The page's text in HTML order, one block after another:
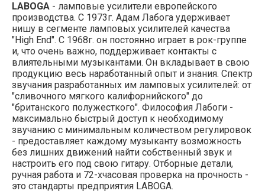
LABOGA - ламповые усилители европейского
производства. С 1973г. Адам Лабога удерживает
нишу в сегменте ламповых усилителей качества
"High End". С 1968г. он постоянно играет в рок-группе
и, что очень важно, поддерживает контакты с
влиятельными музыкантами. Он вкладывает в свою
продукцию весь наработанный опыт и знания. Спектр
звучания разработанных им ламповых усилителей: от
"сливочного мягкого калифорнийского" до
"британского полужесткого". Философия Лабоги -
максимально быстрый доступ к необходимому
звучанию с минимальным количеством регулировок
- предоставляет каждому музыканту возможность
без лишних движений найти собственный звук и
настроить его под свою гитару. Отборные детали,
ручная работа и 72-хчасовая проверка на прочность -
это стандарты предприятия LABOGA.